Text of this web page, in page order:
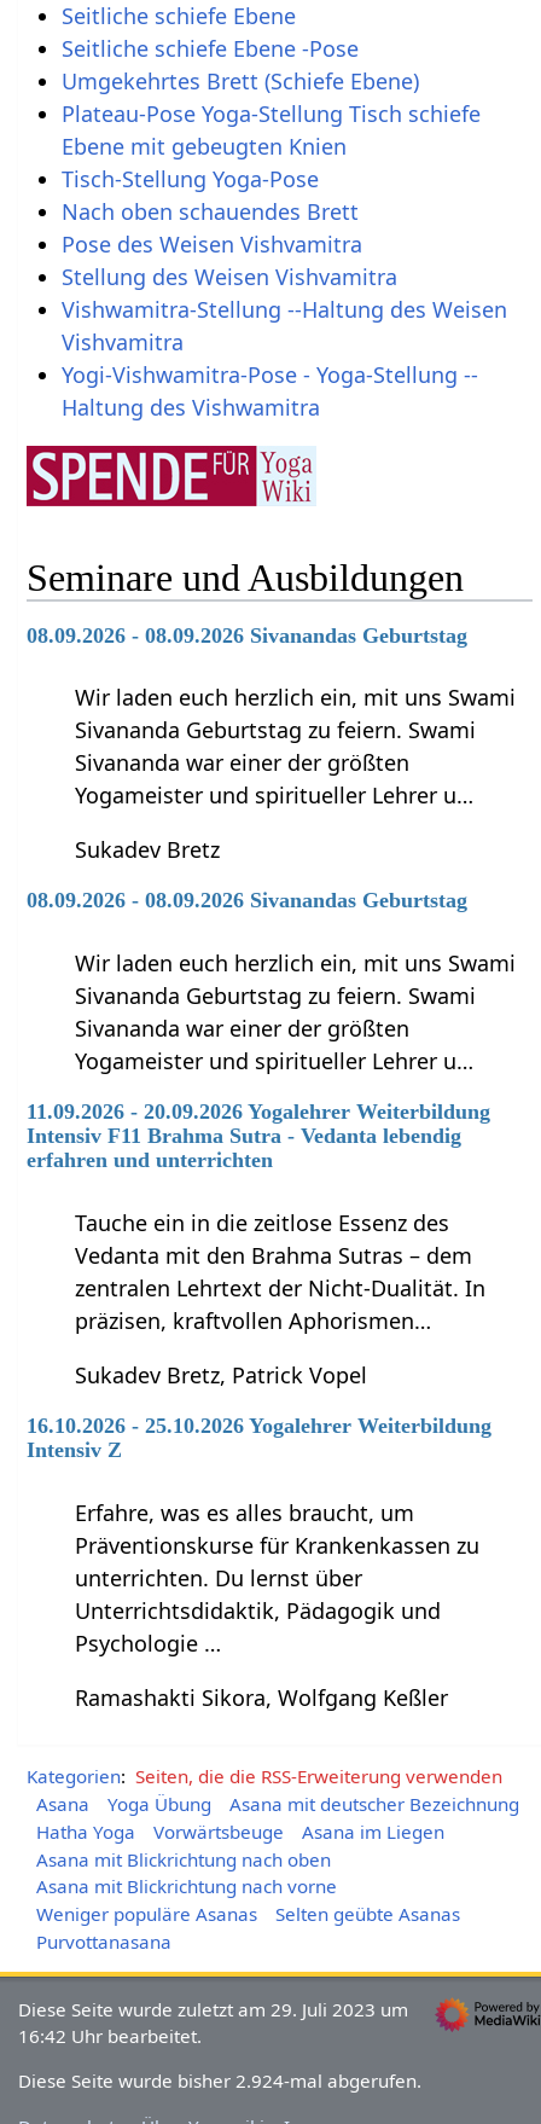
Seitliche schiefe Ebene
Seitliche schiefe Ebene -Pose
Umgekehrtes Brett (Schiefe Ebene)
Plateau-Pose Yoga-Stellung Tisch schiefe
Ebene mit gebeugten Knien
Tisch-Stellung Yoga-Pose
Nach oben schauendes Brett
Pose des Weisen Vishvamitra
Stellung des Weisen Vishvamitra
Vishwamitra-Stellung --Haltung des Weisen
Vishvamitra
Yogi-Vishwamitra-Pose - Yoga-Stellung --
Haltung des Vishwamitra
Seminare und Ausbildungen
08.09.2026 - 08.09.2026 Sivanandas Geburtstag
Wir laden euch herzlich ein, mit uns Swami
Sivananda Geburtstag zu feiern. Swami
Sivananda war einer der größten
Yogameister und spiritueller Lehrer u…
Sukadev Bretz
08.09.2026 - 08.09.2026 Sivanandas Geburtstag
Wir laden euch herzlich ein, mit uns Swami
Sivananda Geburtstag zu feiern. Swami
Sivananda war einer der größten
Yogameister und spiritueller Lehrer u…
11.09.2026 - 20.09.2026 Yogalehrer Weiterbildung
Intensiv F11 Brahma Sutra - Vedanta lebendig
erfahren und unterrichten
Tauche ein in die zeitlose Essenz des
Vedanta mit den Brahma Sutras – dem
zentralen Lehrtext der Nicht-Dualität. In
präzisen, kraftvollen Aphorismen…
Sukadev Bretz, Patrick Vopel
16.10.2026 - 25.10.2026 Yogalehrer Weiterbildung
Intensiv Z
Erfahre, was es alles braucht, um
Präventionskurse für Krankenkassen zu
unterrichten. Du lernst über
Unterrichtsdidaktik, Pädagogik und
Psychologie …
Ramashakti Sikora, Wolfgang Keßler
Kategorien: Seiten, die die RSS-Erweiterung verwenden
Asana
Yoga Übung
Asana mit deutscher Bezeichnung
Hatha Yoga
Vorwärtsbeuge
Asana im Liegen
Asana mit Blickrichtung nach oben
Asana mit Blickrichtung nach vorne
Weniger populäre Asanas
Selten geübte Asanas
Purvottanasana
Diese Seite wurde zuletzt am 29. Juli 2023 um
16:42 Uhr bearbeitet.
Diese Seite wurde bisher 2.924-mal abgerufen.